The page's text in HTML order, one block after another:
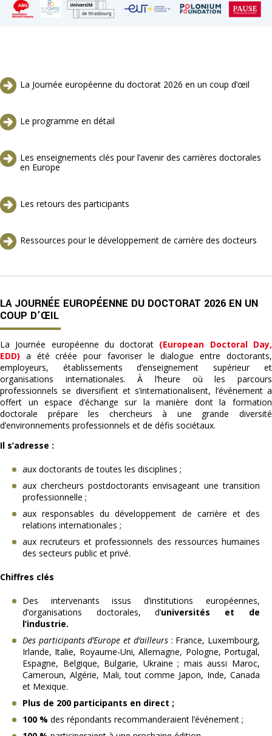
La Journée européenne du doctorat 2026 en un coup d’œil
Le programme en détail
Les enseignements clés pour l’avenir des carrières doctorales
en Europe
Les retours des participants
Ressources pour le développement de carrière des docteurs
LA JOURNÉE EUROPÉENNE DU DOCTORAT 2026 EN UN
COUP D’ŒIL
La Journée européenne du doctorat (European Doctoral Day,
EDD) a été créée pour favoriser le dialogue entre doctorants,
employeurs, établissements d’enseignement supérieur et
organisations internationales. À l’heure où les parcours
professionnels se diversifient et s’internationalisent, l’événement a
offert un espace d’échange sur la manière dont la formation
doctorale prépare les chercheurs à une grande diversité
d’environnements professionnels et de défis sociétaux.
Il s’adresse :
aux doctorants de toutes les disciplines ;
aux chercheurs postdoctorants envisageant une transition
professionnelle ;
aux responsables du développement de carrière et des
relations internationales ;
aux recruteurs et professionnels des ressources humaines
des secteurs public et privé.
Chiffres clés
Des intervenants issus d’institutions européennes,
d’organisations doctorales, d’universités et de
l’industrie.
Des participants d’Europe et d’ailleurs: France, Luxembourg,
Irlande, Italie, Royaume-Uni, Allemagne, Pologne, Portugal,
Espagne, Belgique, Bulgarie, Ukraine ; mais aussi Maroc,
Cameroun, Algérie, Mali, tout comme Japon, Inde, Canada
et Mexique.
Plus de 200 participants en direct ;
100 % des répondants recommanderaient l’événement ;